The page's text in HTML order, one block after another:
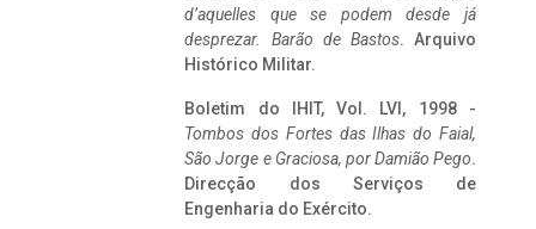
d’aquelles que se podem desde já
desprezar. Barão de Bastos. Arquivo
Histórico Militar.
Boletim do IHIT, Vol. LVI, 1998 -
Tombos dos Fortes das Ilhas do Faial,
São Jorge e Graciosa, por Damião Pego.
Direcção dos Serviços de
Engenharia do Exército.